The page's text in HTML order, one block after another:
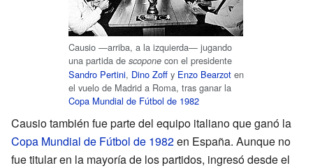
Causio —arriba, a la izquierda— jugando
una partida de scopone con el presidente
Sandro Pertini, Dino Zoff y Enzo Bearzot en
el vuelo de Madrid a Roma, tras ganar la
Copa Mundial de Fútbol de 1982
Causio también fue parte del equipo italiano que ganó la
Copa Mundial de Fútbol de 1982en España. Aunque no
fue titular en la mayoría de los partidos, ingresó desde el